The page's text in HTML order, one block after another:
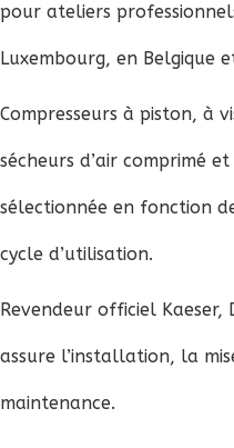
pour ateliers
Luxembourg, en Belgique
Compresseurs à piston, à
sécheurs d’air comprimé
sélectionnée en fonction
cycle d’utilisation.
Revendeur officiel Kaeser,
assure l’installation, la
maintenance.